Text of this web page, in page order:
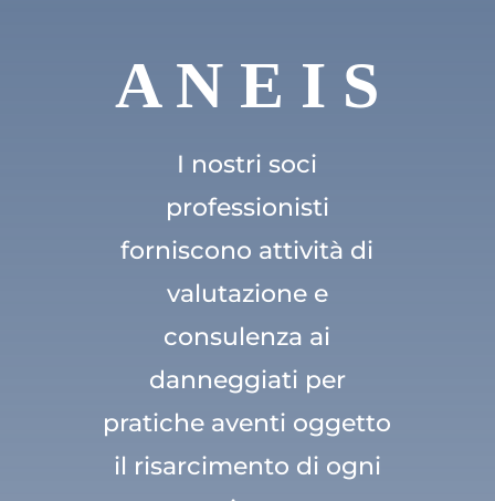
A N E I S
I nostri soci
professionisti
forniscono attività di
valutazione e
consulenza ai
danneggiati per
pratiche aventi oggetto
il risarcimento di ogni